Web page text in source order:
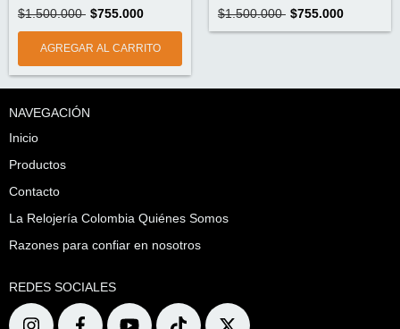
$1.500.000 $755.000 $1.500.000 $755.000
NAVEGACIÓN
Inicio
Productos
Contacto
La Relojería Colombia Quiénes Somos
Razones para confiar en nosotros
REDES SOCIALES